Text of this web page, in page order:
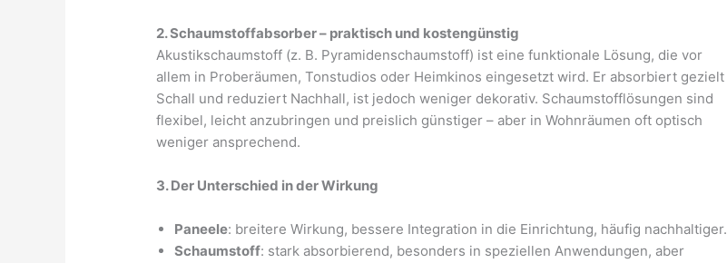
2. Schaumstoffabsorber – praktisch und kostengünstig
Akustikschaumstoff (z. B. Pyramidenschaumstoff) ist eine funktionale Lösung, die vor
allem in Proberäumen, Tonstudios oder Heimkinos eingesetzt wird. Er absorbiert gezielt
Schall und reduziert Nachhall, ist jedoch weniger dekorativ. Schaumstofflösungen sind
flexibel, leicht anzubringen und preislich günstiger – aber in Wohnräumen oft optisch
weniger ansprechend.
3. Der Unterschied in der Wirkung
Paneele: breitere Wirkung, bessere Integration in die Einrichtung, häufig nachhaltiger.
Schaumstoff: stark absorbierend, besonders in speziellen Anwendungen, aber